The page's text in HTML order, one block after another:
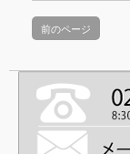
前のページ